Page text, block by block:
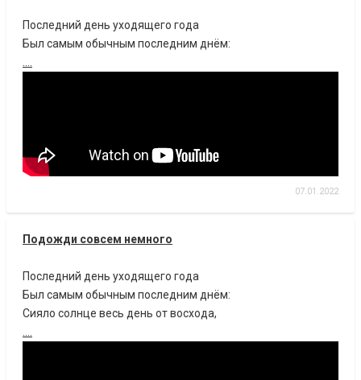
Последний день уходящего года
Был самым обычным последним днём:
07.01.2022
Подожди совсем немного
Последний день уходящего года
Был самым обычным последним днём:
Сияло солнце весь день от восхода,